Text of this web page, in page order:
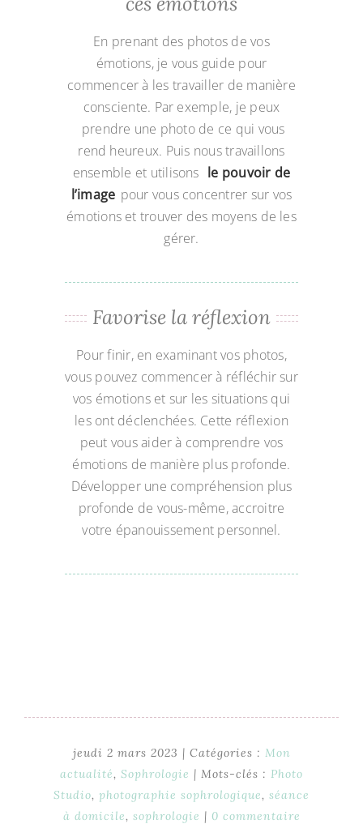
En prenant des photos de vos
émotions, je vous guide pour
commencer à les travailler de manière
consciente. Par exemple, je peux
prendre une photo de ce qui vous
rend heureux. Puis nous travaillons
ensemble et utilisons le pouvoir de
l’image pour vous concentrer sur vos
émotions et trouver des moyens de les
gérer.
Favorise la réflexion
Pour finir, en examinant vos photos,
vous pouvez commencer à réfléchir sur
vos émotions et sur les situations qui
les ont déclenchées. Cette réflexion
peut vous aider à comprendre vos
émotions de manière plus profonde.
Développer une compréhension plus
profonde de vous-même, accroitre
votre épanouissement personnel.
jeudi 2 mars 2023 | Catégories : Mon
actualité, Sophrologie | Mots-clés : Photo
Studio, photographie sophrologique, séance
à domicile, sophrologie | 0 commentaire